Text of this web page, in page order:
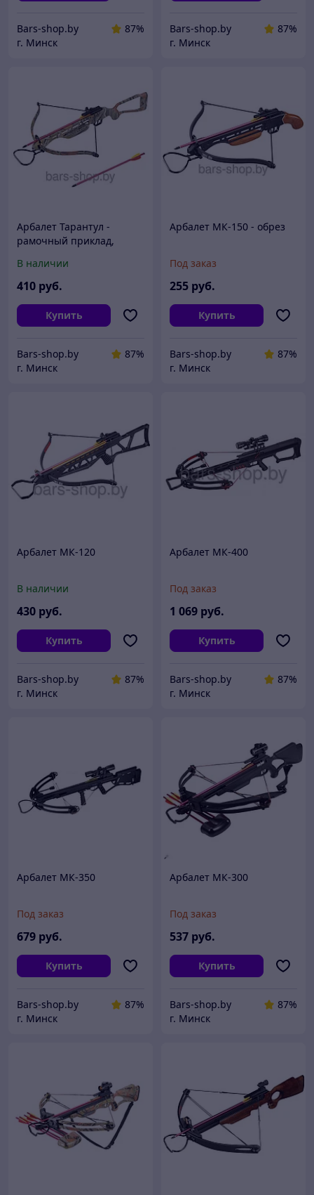
Bars-shop.by
87%
г. Минск
Bars-shop.by
87%
г. Минск
Арбалет Тарантул -
рамочный приклад,
В наличии
410 руб.
Купить
Bars-shop.by
87%
г. Минск
Арбалет МК-150 - обрез
Под заказ
255 руб.
Купить
Bars-shop.by
87%
г. Минск
Арбалет МК-120
В наличии
430 руб.
Купить
Bars-shop.by
87%
г. Минск
Арбалет МК-400
Под заказ
1 069 руб.
Купить
Bars-shop.by
87%
г. Минск
Арбалет МК-350
Под заказ
679 руб.
Купить
Bars-shop.by
87%
г. Минск
Арбалет МК-300
Под заказ
537 руб.
Купить
Bars-shop.by
87%
г. Минск